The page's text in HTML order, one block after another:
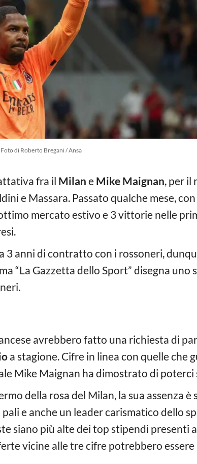
Foto di Roberto Bregani / Ansa
fra il Milan e Mike Maignan, per il
e Massara. Passato qualche mese,
mercato estivo e 3 vittorie nelle
3 anni di contratto con i rossoneri,
“La Gazzetta dello Sport” disegna uno
avrebbero fatto una richiesta di
a stagione. Cifre in linea con quelle che
Mike Maignan ha dimostrato di poterci
della rosa del Milan, la sua assenza è
e anche un leader carismatico dello
siano più alte dei top stipendi presenti
vicine alle tre cifre potrebbero essere